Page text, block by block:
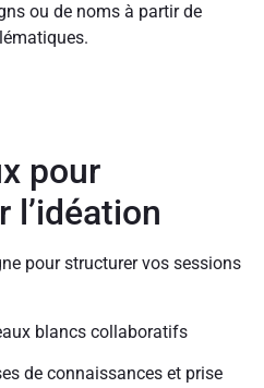
ou de noms à partir de
pour
l’idéation
pour structurer vos sessions
blancs collaboratifs
de connaissances et prise